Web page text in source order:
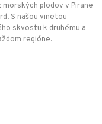
plodov v Pirane
S našou vinetou
skvostu k druhému a
regióne.